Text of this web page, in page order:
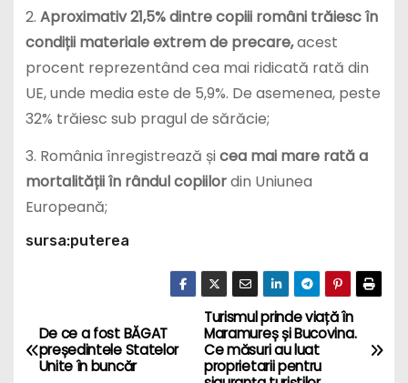
2. Aproximativ 21,5% dintre copiii români trăiesc în
condiții materiale extrem de precare,acest
procent reprezentând cea mai ridicată rată din
UE, unde media este de 5,9%. De asemenea, peste
32% trăiesc sub pragul de sărăcie;
3. România înregistrează șicea mai mare rată a
mortalității în rândul copiilordin Uniunea
Europeană;
sursa:puterea
P
o
Turismul prinde viață în
Maramureș și Bucovina.
Ce măsuri au luat
proprietarii pentru
De ce a fost BĂGAT
președintele Statelor
Unite în buncăr